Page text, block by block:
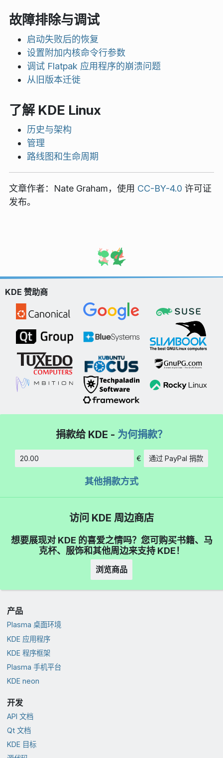
故障排除与调试
启动失败后的恢复
设置附加内核命令行参数
调试 Flatpak 应用程序的崩溃问题
从旧版本迁徙
了解 KDE Linux
历史与架构
管理
路线图和生命周期
文章作者： Nate Graham，使用 CC-BY-4.0 许可证
发布。
KDE 赞助商
捐款给 KDE - 为何捐款？
€ 通过 PayPal 捐款
其他捐款方式
访问 KDE 周边商店
想要展现对 KDE 的喜爱之情吗？您可购买书籍、马
克杯、服饰和其他周边来支持 KDE！
浏览商品
产品
Plasma 桌面环境
KDE 应用程序
KDE 程序框架
Plasma 手机平台
KDE neon
开发
API 文档
Qt 文档
KDE 目标